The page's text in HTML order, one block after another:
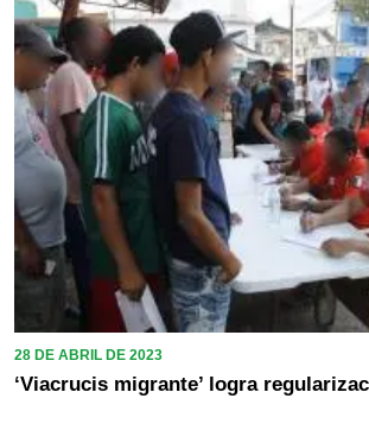
28 DE ABRIL DE 2023
‘Viacrucis migrante’ logra